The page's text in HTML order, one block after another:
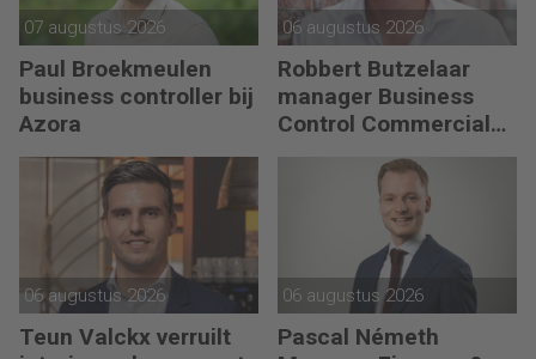
07 augustus 2026
Paul Broekmeulen
business controller bij
Azora
06 augustus 2026
Robbert Butzelaar
manager Business
Control Commercial
bij PLUS Retail
06 augustus 2026
Teun Valckx verruilt
06 augustus 2026
Pascal Németh